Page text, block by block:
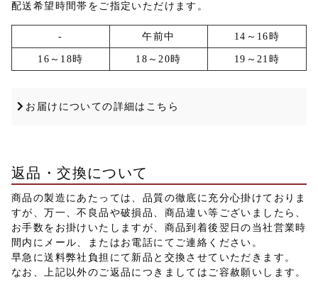
配送希望時間帯をご指定いただけます。
- 午前中 14～16時
16～18時 18～20時 19～21時
お届けについての詳細はこちら
返品・交換について
商品の製造にあたっては、品質の徹底に充分心掛けておりま
すが、万一、不良品や破損品、商品違い等ございましたら、
お手数をお掛けいたしますが、商品到着後翌日の当社営業時
間内にメール、またはお電話にてご連絡ください。
早急に送料弊社負担にて新品と交換させていただきます。
なお、上記以外のご返品につきましてはご容赦願いします。